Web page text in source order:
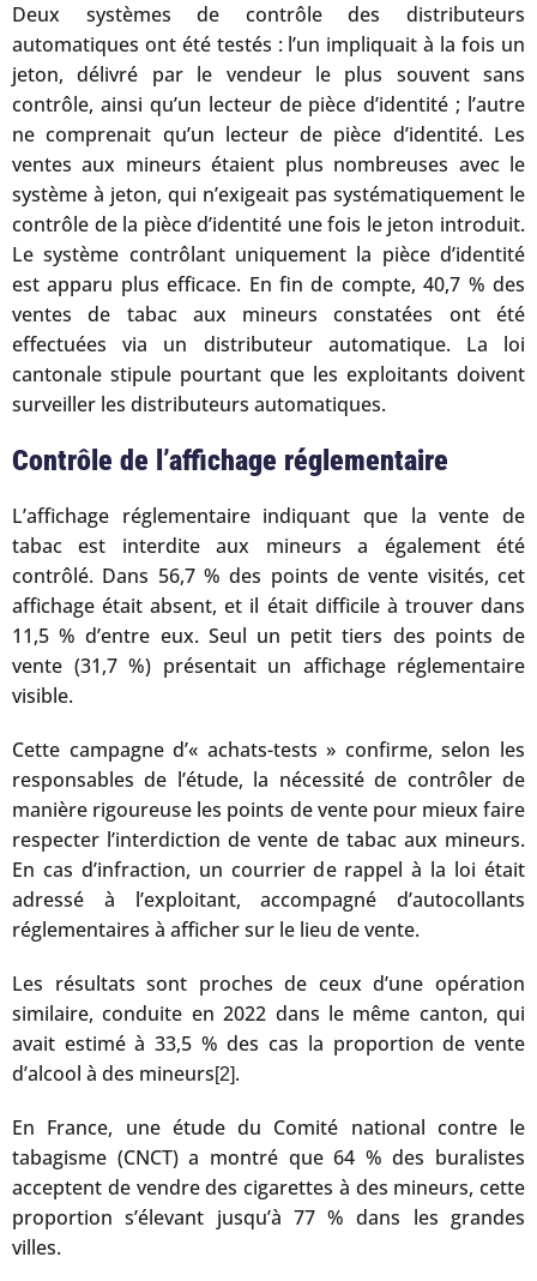
Deux systèmes de contrôle des distributeurs
automatiques ont été testés : l’un impliquait à la fois un
jeton, délivré par le vendeur le plus souvent sans
contrôle, ainsi qu’un lecteur de pièce d’identité ; l’autre
ne comprenait qu’un lecteur de pièce d’identité. Les
ventes aux mineurs étaient plus nombreuses avec le
système à jeton, qui n’exigeait pas systématiquement le
contrôle de la pièce d’identité une fois le jeton introduit.
Le système contrôlant uniquement la pièce d’identité
est apparu plus efficace. En fin de compte, 40,7 % des
ventes de tabac aux mineurs constatées ont été
effectuées via un distributeur automatique. La loi
cantonale stipule pourtant que les exploitants doivent
surveiller les distributeurs automatiques.
Contrôle de l’affichage réglementaire
L’affichage réglementaire indiquant que la vente de
tabac est interdite aux mineurs a également été
contrôlé. Dans 56,7 % des points de vente visités, cet
affichage était absent, et il était difficile à trouver dans
11,5 % d’entre eux. Seul un petit tiers des points de
vente (31,7 %) présentait un affichage réglementaire
visible.
Cette campagne d’« achats-tests » confirme, selon les
responsables de l’étude, la nécessité de contrôler de
manière rigoureuse les points de vente pour mieux faire
respecter l’interdiction de vente de tabac aux mineurs.
En cas d’infraction, un courrier de rappel à la loi était
adressé à l’exploitant, accompagné d’autocollants
réglementaires à afficher sur le lieu de vente.
Les résultats sont proches de ceux d’une opération
similaire, conduite en 2022 dans le même canton, qui
avait estimé à 33,5 % des cas la proportion de vente
d’alcool à des mineurs[2].
En France, une étude du Comité national contre le
tabagisme (CNCT) a montré que 64 % des buralistes
acceptent de vendre des cigarettes à des mineurs, cette
proportion s’élevant jusqu’à 77 % dans les grandes
villes.